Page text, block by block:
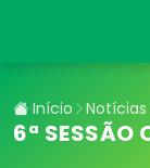
Início Notícias
6ª